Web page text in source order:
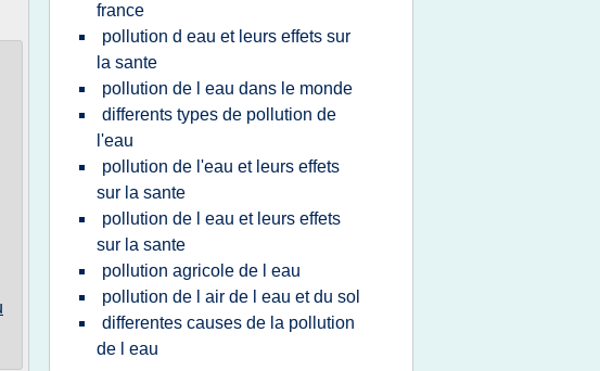
france
pollution d eau et leurs effets sur
la sante
pollution de l eau dans le monde
differents types de pollution de
l'eau
pollution de l'eau et leurs effets
sur la sante
pollution de l eau et leurs effets
sur la sante
pollution agricole de l eau
pollution de l air de l eau et du sol
differentes causes de la pollution
de l eau